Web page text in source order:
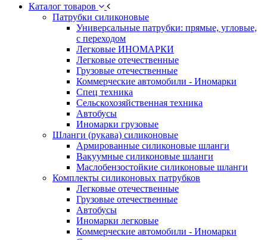
Каталог товаров
Патрубки силиконовые
Универсальные патрубки: прямые, угловые,
с переходом
Легковые ИНОМАРКИ
Легковые отечественные
Грузовые отечественные
Коммерческие автомобили - Иномарки
Спец техника
Сельскохозяйственная техника
Автобусы
Иномарки грузовые
Шланги (рукава) силиконовые
Армированные силиконовые шланги
Вакуумные силиконовые шланги
Маслобензостойкие силиконовые шланги
Комплекты силиконовых патрубков
Легковые отечественные
Грузовые отечественные
Автобусы
Иномарки легковые
Коммерческие автомобили - Иномарки